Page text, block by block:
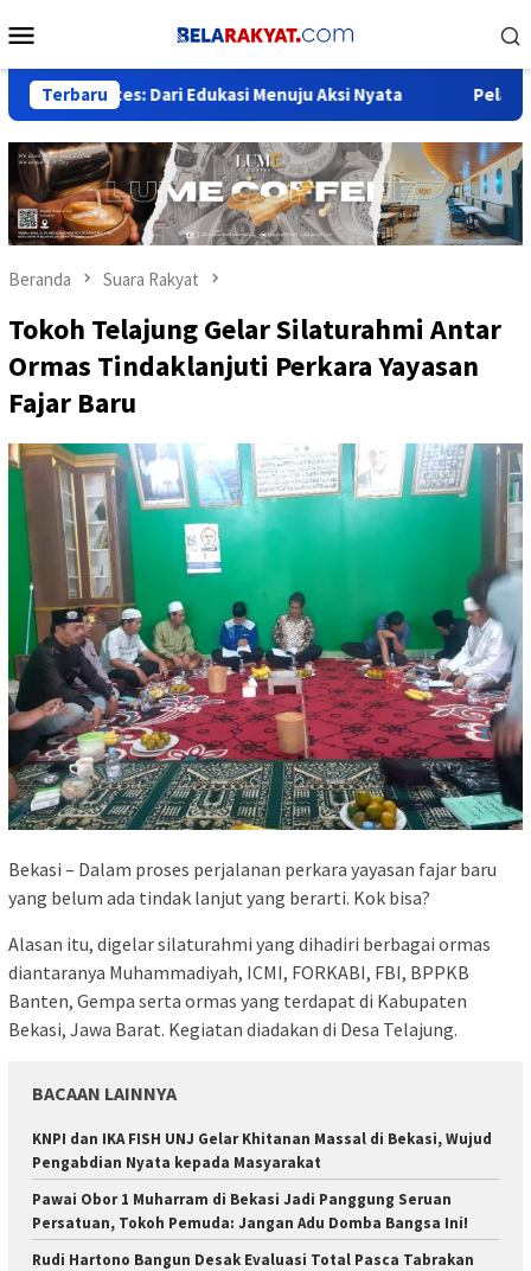
ke
Mobile
Terbaru
Dari Edukasi Menuju Aksi Nyata Pelantikan Orsat
Beranda Suara Rakyat
Tokoh Telajung Gelar Silaturahmi Antar
Ormas Tindaklanjuti Perkara Yayasan
Fajar Baru
Bekasi – Dalam proses perjalanan perkara yayasan fajar baru
yang belum ada tindak lanjut yang berarti. Kok bisa?
Alasan itu, digelar silaturahmi yang dihadiri berbagai ormas
diantaranya Muhammadiyah, ICMI, FORKABI, FBI, BPPKB
Banten, Gempa serta ormas yang terdapat di Kabupaten
Bekasi, Jawa Barat. Kegiatan diadakan di Desa Telajung.
BACAAN LAINNYA
KNPI dan IKA FISH UNJ Gelar Khitanan Massal di Bekasi, Wujud
Pengabdian Nyata kepada Masyarakat
Pawai Obor 1 Muharram di Bekasi Jadi Panggung Seruan
Persatuan, Tokoh Pemuda: Jangan Adu Domba Bangsa Ini!
Rudi Hartono Bangun Desak Evaluasi Total Pasca Tabrakan